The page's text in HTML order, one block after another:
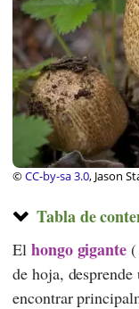
©CC-by-sa 3.0, Jason
Tabla de
El hongo gigante (
de hoja,
encontrar